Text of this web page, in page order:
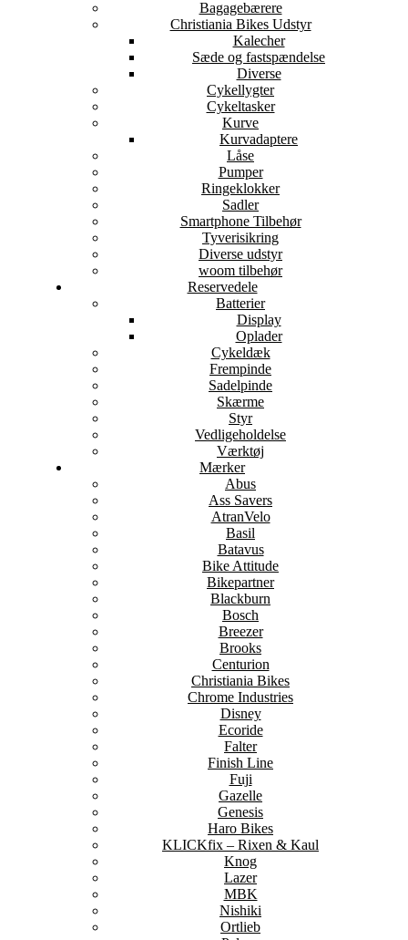
Bagagebærere
Christiania Bikes Udstyr
Kalecher
Sæde og fastspændelse
Diverse
Cykellygter
Cykeltasker
Kurve
Kurvadaptere
Låse
Pumper
Ringeklokker
Sadler
Smartphone Tilbehør
Tyverisikring
Diverse udstyr
woom tilbehør
Reservedele
Batterier
Display
Oplader
Cykeldæk
Frempinde
Sadelpinde
Skærme
Styr
Vedligeholdelse
Værktøj
Mærker
Abus
Ass Savers
AtranVelo
Basil
Batavus
Bike Attitude
Bikepartner
Blackburn
Bosch
Breezer
Brooks
Centurion
Christiania Bikes
Chrome Industries
Disney
Ecoride
Falter
Finish Line
Fuji
Gazelle
Genesis
Haro Bikes
KLICKfix – Rixen & Kaul
Knog
Lazer
MBK
Nishiki
Ortlieb